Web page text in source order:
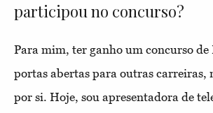
participou no concurso?
Para mim, ter ganho um concurso de
portas abertas para outras carreiras,
por si. Hoje, sou apresentadora de